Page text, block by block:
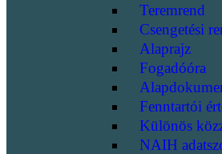
Teremrend
Csengetési
Alaprajz
Fogadóóra
Fenntartói
Különös
NAIH